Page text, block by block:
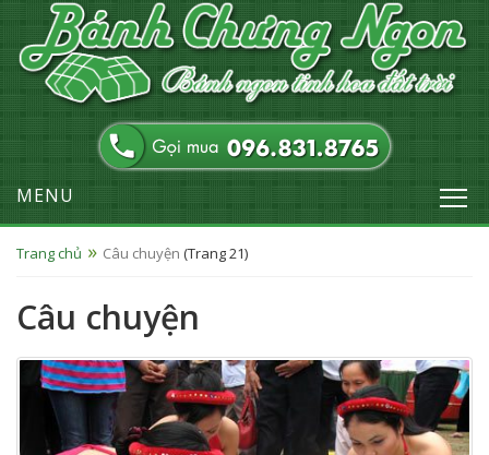
MENU
Trang chủ Câu chuyện (Trang 21)
Câu chuyện